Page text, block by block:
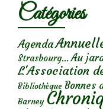
Catégories
Agenda
Strasbourg... Au
L'Association
Bibliothèque Bonnes
Barney